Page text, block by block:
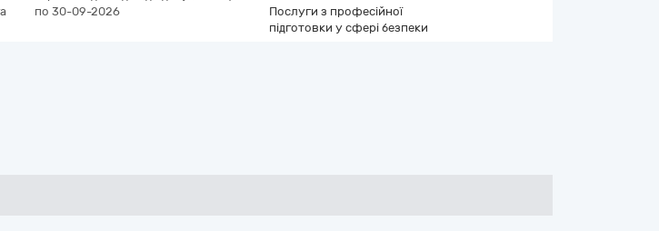
по 30-09-2026
Послуги з професійної
підготовки у сфері безпеки